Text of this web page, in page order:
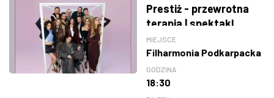
Prestiż - przewrotna
terapia | spektakl
MIEJSCE
Filharmonia Podkarpacka
GODZINA
18:30